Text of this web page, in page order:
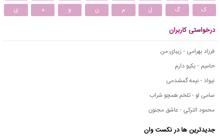
ک
گ ل م ن و ه ی
درخواستی کاربران
فرزاد بهرامی - زیبای من
حامیم - یکیو دارم
نیواد - نیمه گمشدمی
سامی لو - تلخم همچو شراب
محمود التركي - عاشق مجنون
جدیدترین ها در نکست وان